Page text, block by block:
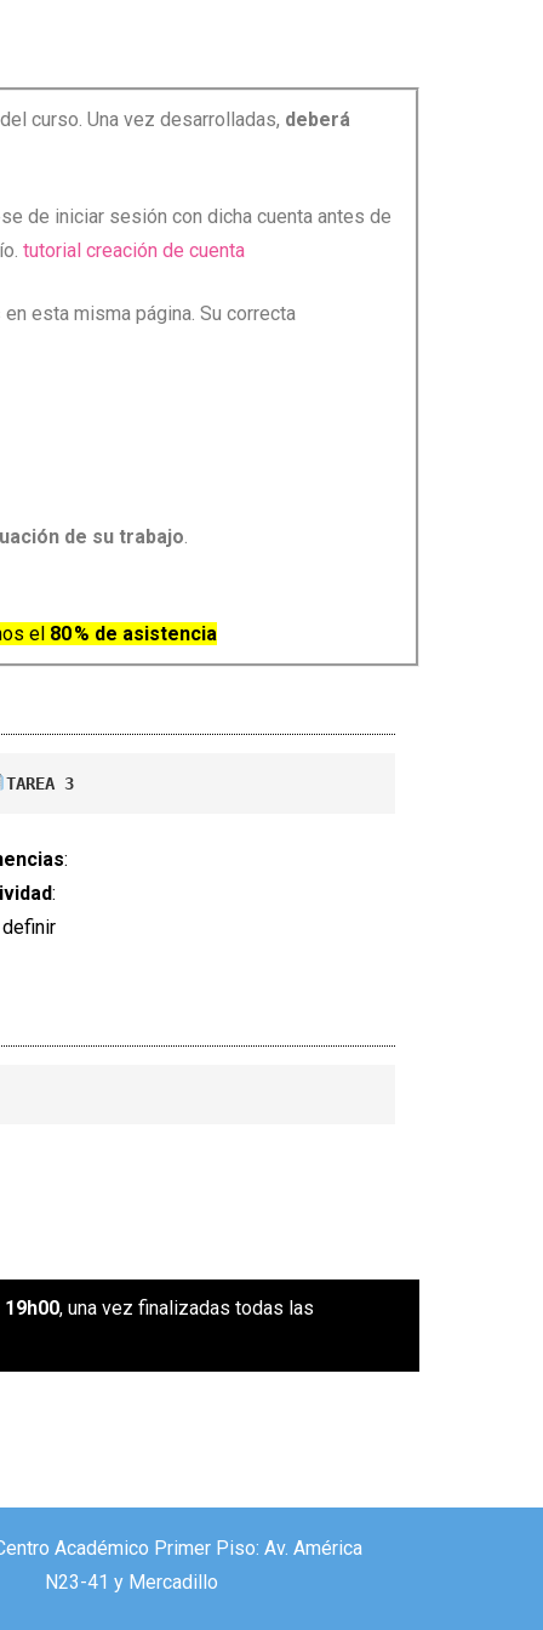
curso. Una vez desarrolladas, deberá
de iniciar sesión con dicha cuenta antes de
tutorial creación de cuenta
esta misma página. Su correcta
de su trabajo.
el 80 % de asistencia
TAREA 3
:
:
, una vez finalizadas todas las
Académico Primer Piso: Av. América
N23-41 y Mercadillo